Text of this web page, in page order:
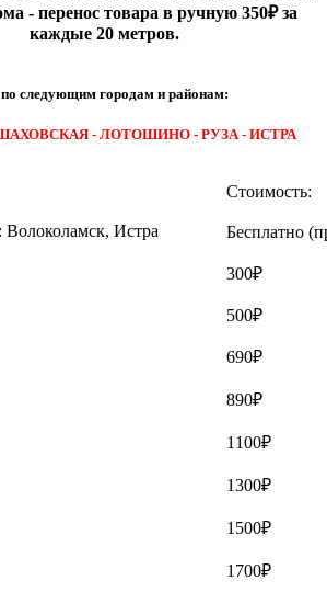
- перенос товара в ручную 350₽ за
каждые 20 метров.
следующим городам и районам:
- ЛОТОШИНО - РУЗА - ИСТРА
Стоимость:
Волоколамск, Истра Бесплатно
300₽
500₽
690₽
890₽
1100₽
1300₽
1500₽
1700₽